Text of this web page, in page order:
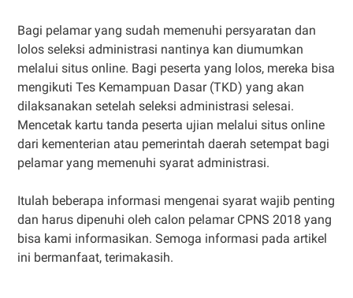
Bagi pelamar yang sudah memenuhi persyaratan dan
lolos seleksi administrasi nantinya kan diumumkan
melalui situs online. Bagi peserta yang lolos, mereka bisa
mengikuti Tes Kemampuan Dasar (TKD) yang akan
dilaksanakan setelah seleksi administrasi selesai.
Mencetak kartu tanda peserta ujian melalui situs online
dari kementerian atau pemerintah daerah setempat bagi
pelamar yang memenuhi syarat administrasi.
Itulah beberapa informasi mengenai syarat wajib penting
dan harus dipenuhi oleh calon pelamar CPNS 2018 yang
bisa kami informasikan. Semoga informasi pada artikel
ini bermanfaat, terimakasih.